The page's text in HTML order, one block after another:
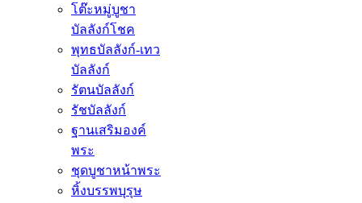
โต๊ะหมู่บูชา
บัลลังก์โชค
พุทธบัลลังก์-เทว
บัลลังก์
รัตนบัลลังก์
รัชบัลลังก์
ฐานเสริมองค์
พระ
ชุดบูชาหน้าพระ
หิ้งบรรพบุรุษ